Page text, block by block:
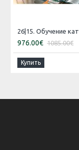
976.00€ 1085.00€
Купить